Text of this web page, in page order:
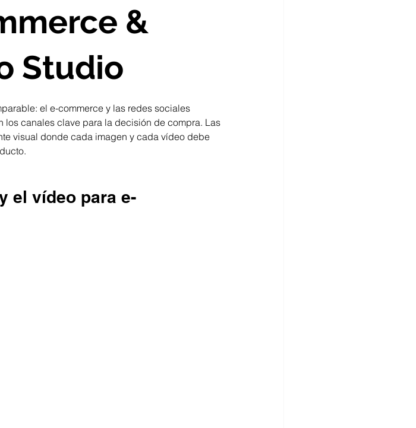
&
Studio
el e-commerce y las redes sociales
los canales clave para la decisión de compra. Las
visual donde cada imagen y cada vídeo debe
el vídeo para e-